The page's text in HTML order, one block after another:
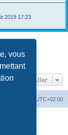
vous
2019 17:23
Aller
UTC+02:00
Limited